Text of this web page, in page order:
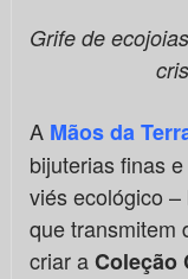
Grife de
A Mãos da
bijuterias finas
viés ecológico
que transmitem
criar aColeção